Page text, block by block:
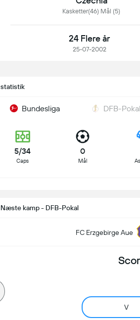
Kasketter(46) Mål (5)
24 Flere år
25-07-2002
statistik
Bundesliga DFB-Pokal
5/34
Caps
0
Mål
Næste kamp - DFB-Pokal
FC Erzgebirge Aue
V